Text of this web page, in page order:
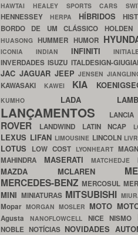
HAWTAI HEALEY SPORTS CARS
HENNESSEY HERPA HÍBRIDOS
BORDO DE UM CLÁSSICO HOLDEN
HUASONGHUMMER HUMOR
ICONIA INDIAN INFINITI
INVERDADESISUZU ITALDESIGN-
JAC JAGUAR JEEPJENSEN
KAWASAKI KAWEI KIA
KUMHO LADA
LANÇAMENTOS
ROVER
LANDWIND LATIN NCAP
LEXUS LIFAN LIMOUSINE LINCOLN
LOTUS LOW COST LYONHEART
MAHINDRA MASERATIMATCHEDJE
MAZDA MCLAREN
MERCEDES-BENZMERCOSUL
MINI MINIATURAS MITSUBISHI
Mopar MORGAN MOSLER MOTO
Agusta NANOFLOWCELL NICENISMO
NOBLE NOTÍCIAS NOVIDADES